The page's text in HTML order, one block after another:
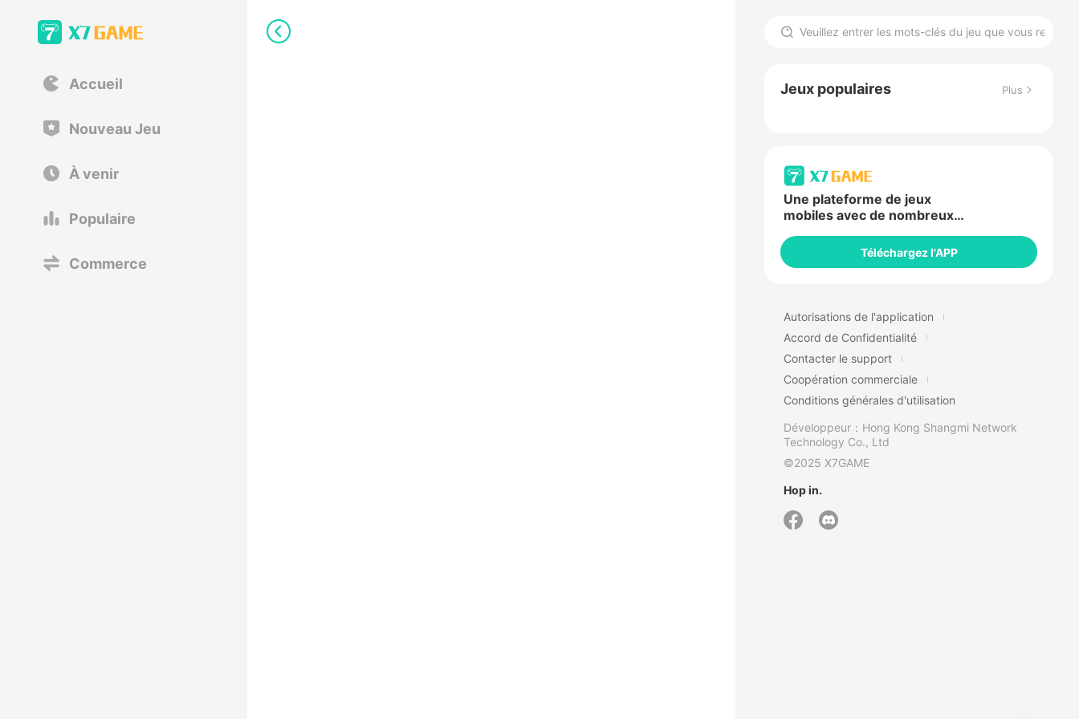
Accueil
Nouveau Jeu
À venir
Populaire
Commerce
Jeux populaires Plus
Une plateforme de jeux
mobiles avec de nombreux
Téléchargez l'APP
Autorisations de l'application
Accord de Confidentialité
Contacter le support
Coopération commerciale
Conditions générales d'utilisation
Développeur：Hong Kong Shangmi Network
Technology Co., Ltd
©2025 X7GAME
Hop in.